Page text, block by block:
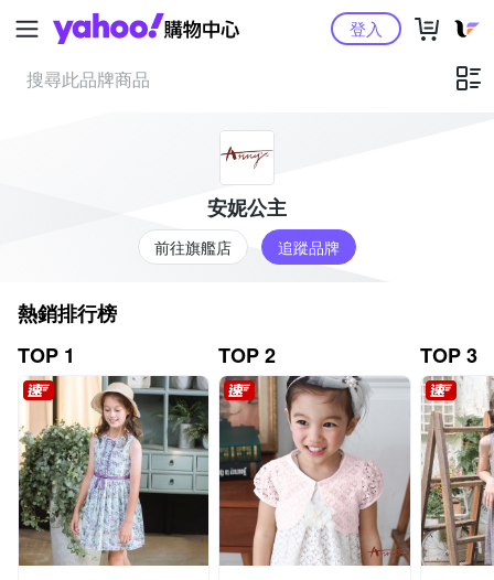
Yahoo購物中心登入
安妮公主
前往旗艦店 追蹤品牌
熱銷排行榜
TOP 1
TOP 2 TOP 3